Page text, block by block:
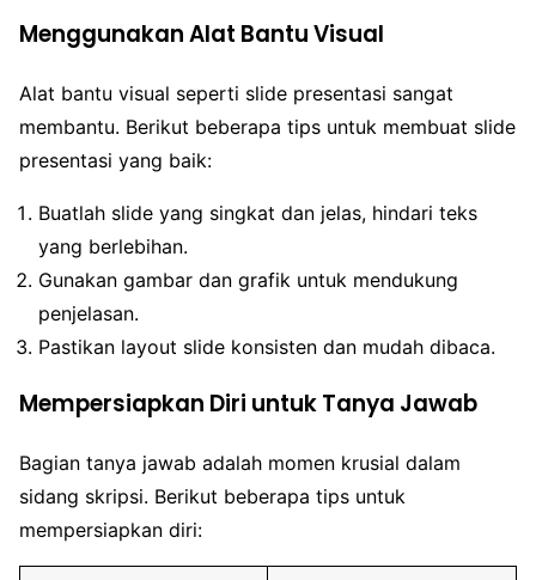
Menggunakan Alat Bantu Visual
Alat bantu visual seperti slide presentasi sangat
membantu. Berikut beberapa tips untuk membuat slide
presentasi yang baik:
Buatlah slide yang singkat dan jelas, hindari teks
yang berlebihan.
Gunakan gambar dan grafik untuk mendukung
penjelasan.
Pastikan layout slide konsisten dan mudah dibaca.
Mempersiapkan Diri untuk Tanya Jawab
Bagian tanya jawab adalah momen krusial dalam
sidang skripsi. Berikut beberapa tips untuk
mempersiapkan diri: